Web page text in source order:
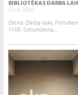
BIBLIOTĒKAS DARBA
25.06.2026.
Diena. Darba laiks.
17:00. Ceturtdiena....